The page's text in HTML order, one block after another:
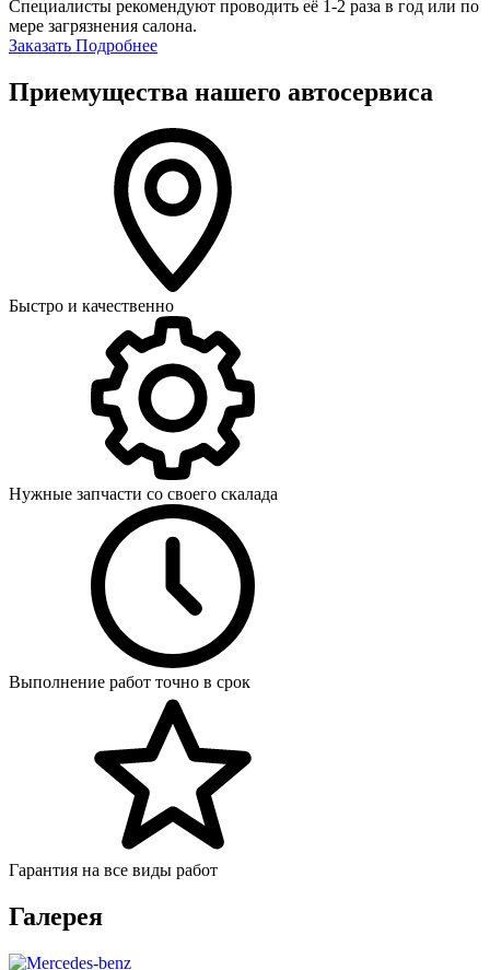
Специалисты рекомендуют проводить её 1-2 раза в год или по
мере загрязнения салона.
Заказать Подробнее
Приемущества нашего автосервиса
Быстро и качественно
Нужные запчасти со своего скалада
Выполнение работ точно в срок
Гарантия на все виды работ
Галерея